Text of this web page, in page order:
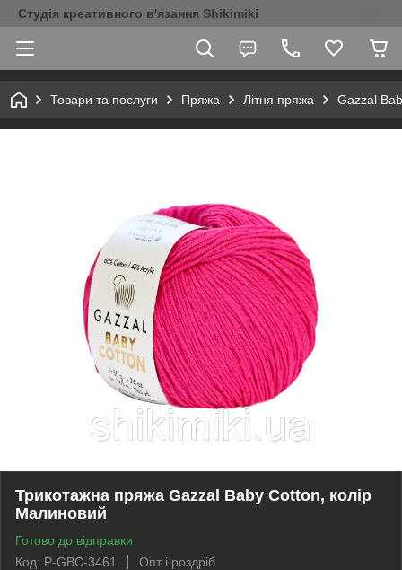
Студія креативного в'язання Shikimiki
Товари та послуги Пряжа Літня пряжа Gazzal
Трикотажна пряжа Gazzal Baby Cotton, колір
Малиновий
Готово до відправки
Код: P-GBC-3461
Опт і роздріб